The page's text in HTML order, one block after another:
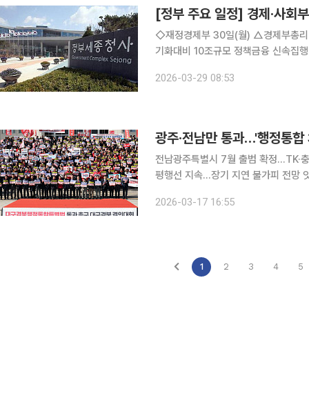
[정부 주요 일정] 경제·사
◇재정경제부 30일(월) △경제부총리 11:00 임시 국무회의(서울청사) △재경부·수은, 중동전쟁 장
기화대비 10조규모 정책금융 신속집행 점검 △2026년 4월 개인투자용 국채 발행
2026-03-29 08:53
광주·전남만 통과…'행정통
전남광주특별시 7월 출범 확정…TK·
평행선 지속…장기 지연 불가피 전망 잇
합 논의는 표류하고 있다. 이번 정권
2026-03-17 16:55
1 2 3 4 5